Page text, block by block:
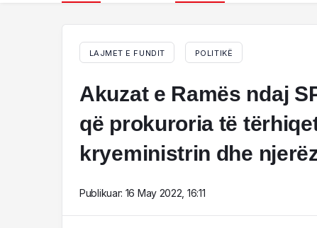
LAJMET E FUNDIT POLITIKË
Akuzat e Ramës ndaj
që prokuroria të
kryeministrin dhe
Publikuar: 16 May 2022, 16:11